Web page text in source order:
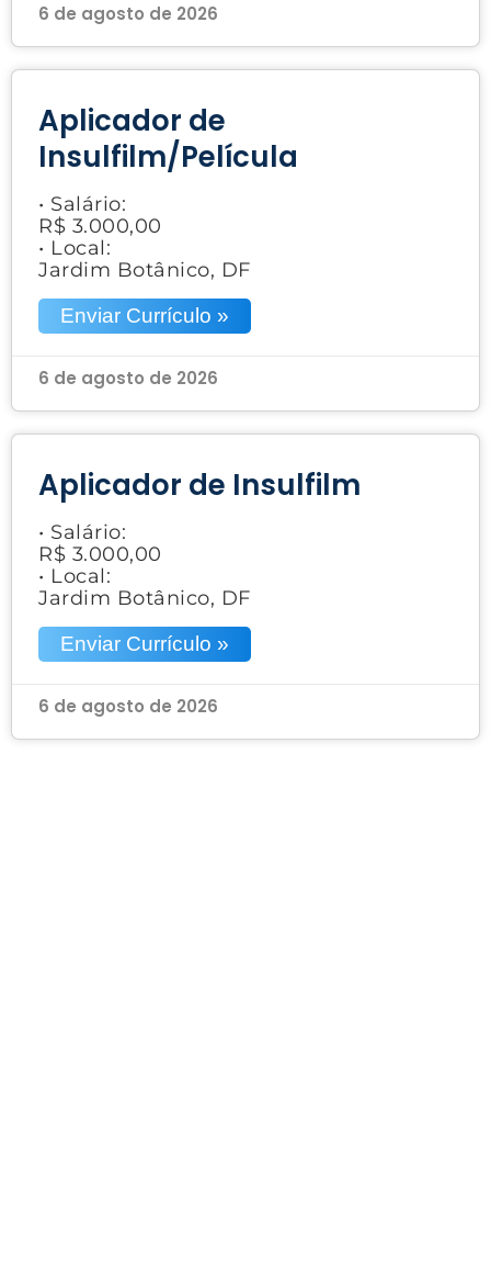
6 de agosto de 2026
Aplicador de
Insulfilm/Película
• Salário:
R$ 3.000,00
• Local:
Jardim Botânico, DF
Enviar Currículo »
6 de agosto de 2026
Aplicador de Insulfilm
• Salário:
R$ 3.000,00
• Local:
Jardim Botânico, DF
Enviar Currículo »
6 de agosto de 2026